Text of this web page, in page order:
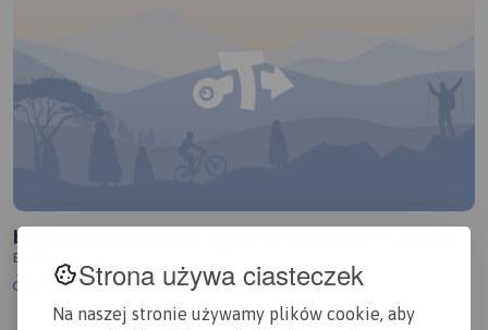
Strona używa ciasteczek
Na naszej stronie używamy plików cookie, aby
błękitna wstęga jezior pętla Parcz Sztynort Gizycko
Brak lokalizacji
1.3/6
70,4 km 8:09 h 1km